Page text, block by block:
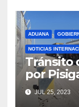
ADUANA
NOTICIAS
Tránsito
por
crece en
año
JUL 25, 2023